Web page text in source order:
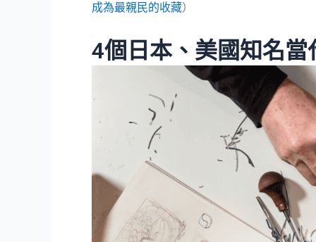
成為最親民的收藏）
4個日本、美國知名